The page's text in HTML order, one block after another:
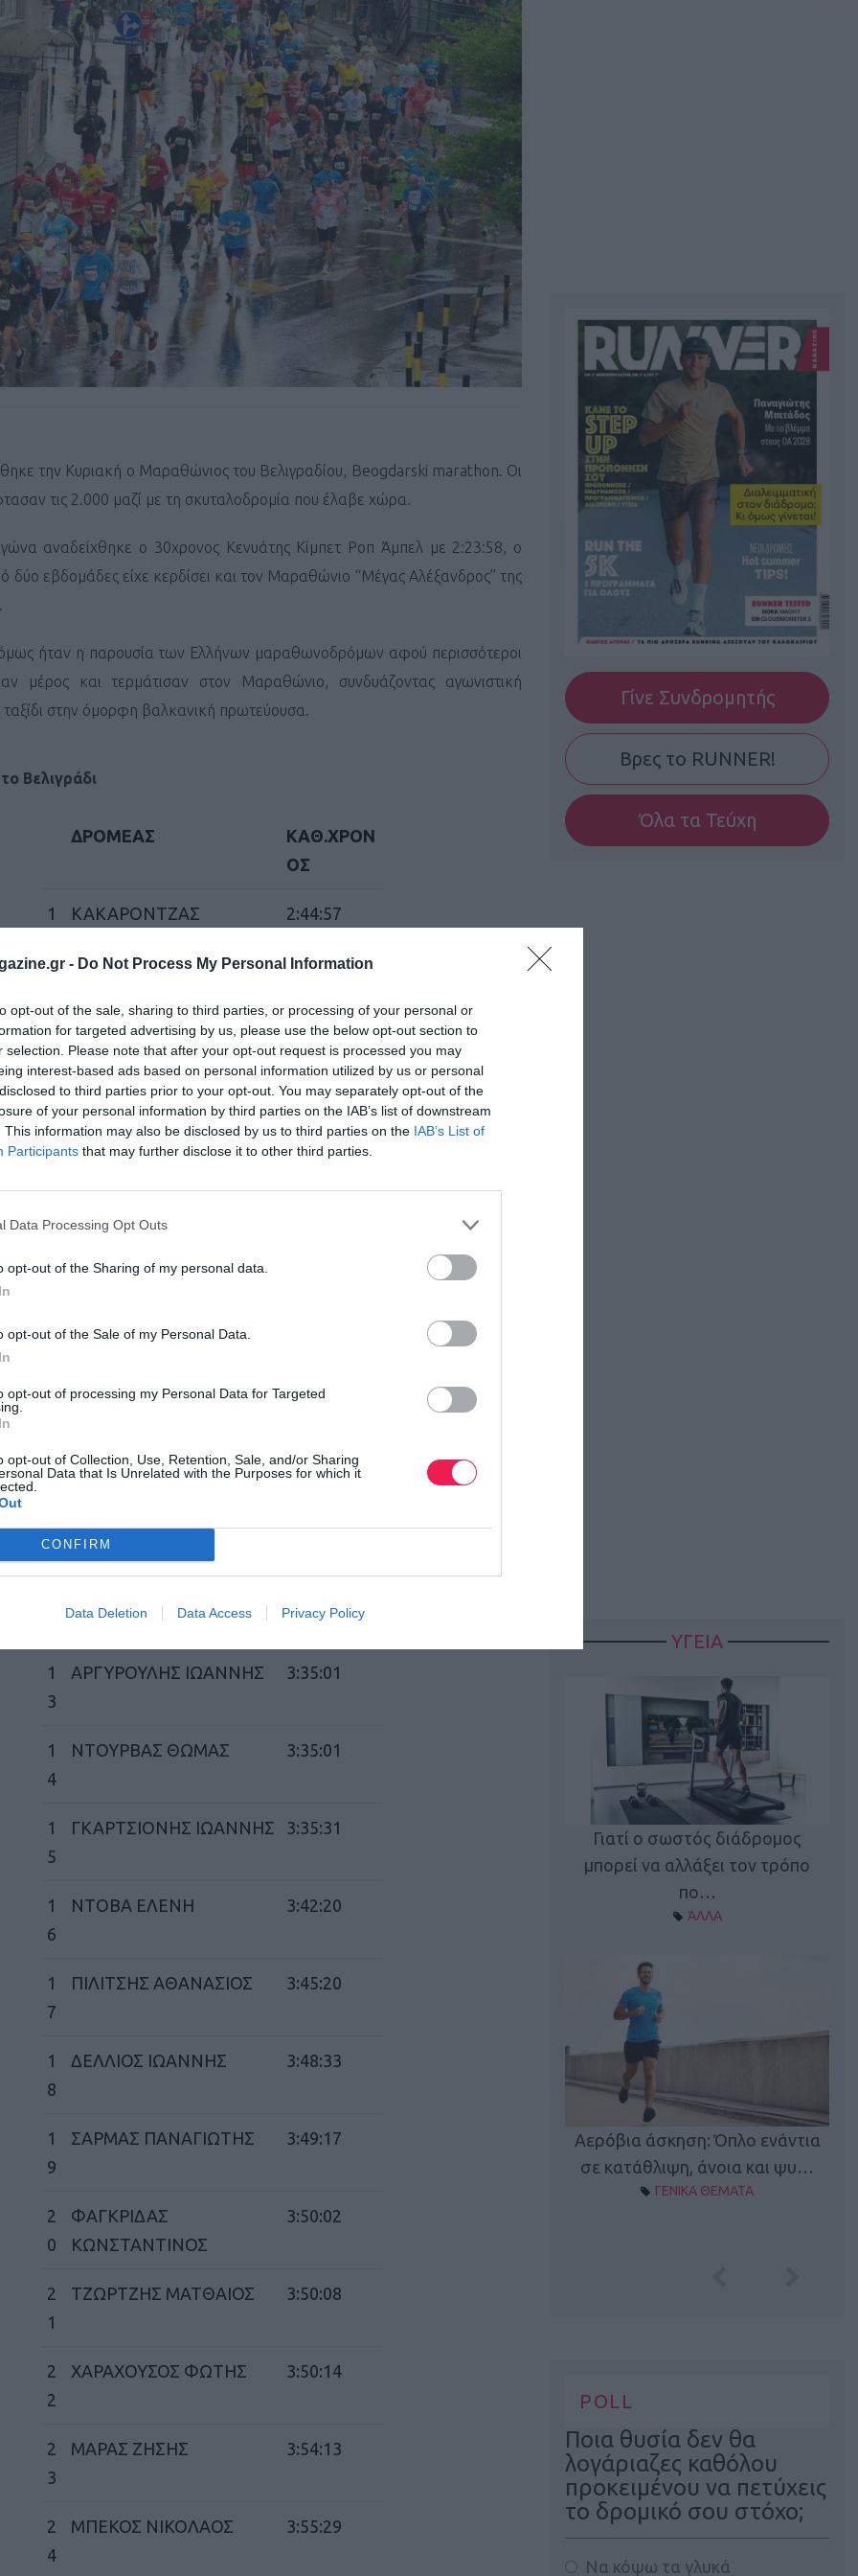
- Do Not Process My Personal Information
opt-out of the sale, sharing to third parties, or processing of your personal or
for targeted advertising by us, please use the below opt-out section to
selection. Please note that after your opt-out request is processed you may
interest-based ads based on personal information utilized by us or personal
to third parties prior to your opt-out. You may separately opt-out of the
of your personal information by third parties on the IAB’s list of downstream
This information may also be disclosed by us to third parties on the IAB’s List of
Participants that may further disclose it to other third parties.
Data Processing Opt Outs
opt-out of the Sharing of my personal data.
opt-out of the Sale of my Personal Data.
opt-out of processing my Personal Data for Targeted
opt-out of Collection, Use, Retention, Sale, and/or Sharing
Data that Is Unrelated with the Purposes for which it
CONFIRM
Data Deletion Data Access Privacy Policy
την Κυριακή ο Μαραθώνιος του Βελιγραδίου, Beogdarski marathon. Oι
τις 2.000 μαζί με τη σκυταλοδρομία που έλαβε χώρα.
αναδείχθηκε ο 30χρονος Κενυάτης Κίμπετ Ροπ Άμπελ με 2:23:58, ο
δύο εβδομάδες είχε κερδίσει και τον Μαραθώνιο “Μέγας Αλέξανδρος” της
ήταν η παρουσία των Ελλήνων μαραθωνοδρόμων αφού περισσότεροι
μέρος και τερμάτισαν στον Μαραθώνιο, συνδυάζοντας αγωνιστική
ταξίδι στην όμορφη βαλκανική πρωτεύουσα.
Βελιγράδι
ΔΡΟΜΕΑΣ
ΚΑΘ.ΧΡΟΝ
ΟΣ
1
ΚΑΚΑΡΟΝΤΖΑΣ
2:44:57
ΤΡΙΑΝΤΑΦΥΛΛΟΣ
3
ΚΟΥΚΟΥΤΕΓΟΣ
ΑΝΤΩΝΗΣ
3:08:55
4 ΜΑΝΙΚΑΣ ΔΗΜΗΤΡΗΣ 3:13:40
5 ΣΤΟΓΙΑΝΝΗΣ ΣΑΚΗΣ 3:18:06
8 ΚΟΝΔΡΑΛΗΣ ΦΩΤΗΣ
9 ΔΕΛΗΓΙΑΝΝΙΔΗΣ ΝΙΚΟΣ 3:28:55
0
ΒΑΣΙΛΗΣ
1
1
3
ΑΡΓΥΡΟΥΛΗΣ ΙΩΑΝΝΗΣ 3:35:01
1
4
ΝΤΟΥΡΒΑΣ ΘΩΜΑΣ 3:35:01
1
5
ΓΚΑΡΤΣΙΟΝΗΣ ΙΩΑΝΝΗΣ 3:35:31
1
6
NTOBA EΛΕΝΗ 3:42:20
1
7
ΠΙΛΙΤΣΗΣ ΑΘΑΝΑΣΙΟΣ 3:45:20
1
8
ΔΕΛΛΙΟΣ ΙΩΑΝΝΗΣ 3:48:33
1
9
ΣΑΡΜΑΣ ΠΑΝΑΓΙΩΤΗΣ 3:49:17
2
0
ΦΑΓΚΡΙΔΑΣ
ΚΩΝΣΤΑΝΤΙΝΟΣ
3:50:02
2
1
ΤΖΩΡΤΖΗΣ ΜΑΤΘΑΙΟΣ 3:50:08
2
2
ΧΑΡΑΧΟΥΣΟΣ ΦΩΤΗΣ 3:50:14
2
3
ΜΑΡΑΣ ΖΗΣΗΣ 3:54:13
2
4
ΜΠΕΚΟΣ ΝΙΚΟΛΑΟΣ 3:55:29
Γίνε Συνδρομητής
Βρες το RUNNER!
Όλα τα Τεύχη
ΥΓΕΙΑ
στην κορυφή για το 2026!
Γιατί ο σωστός διάδρομος
μπορεί να αλλάξει τον τρόπο
πο…
ΆΛΛΑ
Αερόβια άσκηση: Όπλο ενάντια
σε κατάθλιψη, άνοια και ψυ…
ΓΕΝΙΚΑ ΘΕΜΑΤΑ
POLL
Ποια θυσία δεν θα
λογάριαζες καθόλου
προκειμένου να πετύχεις
το δρομικό σου στόχο;
Να κόψω τα γλυκά